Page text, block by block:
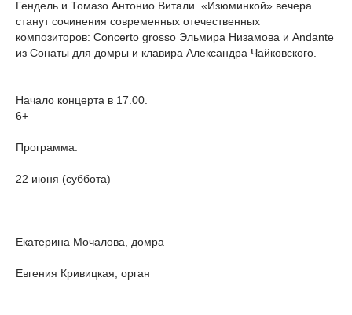
Гендель и Томазо Антонио Витали. «Изюминкой» вечера
станут сочинения современных отечественных
композиторов: Concerto grosso Эльмира Низамова и Andante
из Сонаты для домры и клавира Александра Чайковского.
Начало концерта в 17.00.
6+
Программа:
22 июня (суббота)
Екатерина Мочалова, домра
Евгения Кривицкая, орган